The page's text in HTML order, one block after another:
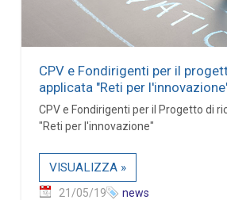
CPV e Fondirigenti per il
applicata "Reti per
CPV e Fondirigenti per il Progetto di
"Reti per l'innovazione"
VISUALIZZA »
21/05/19 news